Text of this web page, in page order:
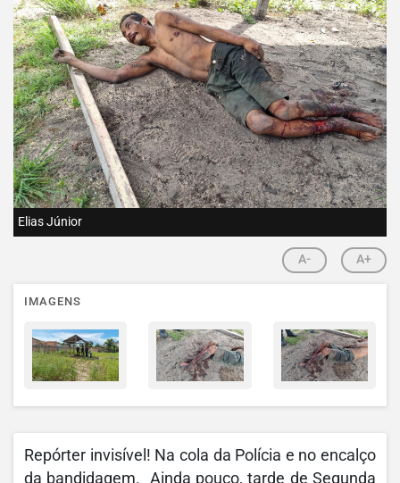
Elias Júnior
A- A+
IMAGENS
Repórter invisível! Na cola da Polícia e no encalço
da bandidagem. Ainda pouco, tarde de Segunda